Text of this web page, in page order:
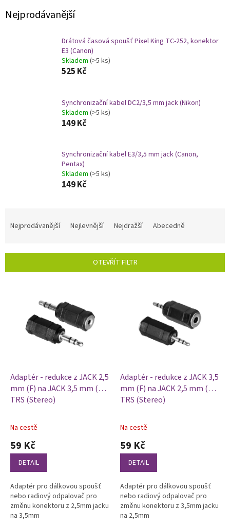
Nejprodávanější
Drátová časová spoušť Pixel King TC-252, konektor
E3 (Canon)
Skladem (>5 ks)
525 Kč
Synchronizační kabel DC2/3,5 mm jack (Nikon)
Skladem (>5 ks)
149 Kč
Synchronizační kabel E3/3,5 mm jack (Canon,
Pentax)
Skladem (>5 ks)
149 Kč
í
Nejprodávanější Nejlevnější Nejdražší Abecedně
OTEVŘÍT FILTR
Adaptér - redukce z JACK 2,5
mm (F) na JACK 3,5 mm (M)
TRS (Stereo)
Průměrné
hodnocení
produktu
5,0
5
hvězdiček.
Na cestě
59 Kč
DETAIL
Adaptér pro dálkovou spoušť
nebo radiový odpalovač pro
změnu konektoru z 2,5mm jacku
na 3,5mm
Adaptér - redukce z JACK 3,5
mm (F) na JACK 2,5 mm (M)
TRS (Stereo)
Průměrné
hodnocení
produktu
5,0
5
hvězdiček.
Na cestě
59 Kč
DETAIL
Adaptér pro dálkovou spoušť
nebo radiový odpalovač pro
změnu konektoru z 3,5mm jacku
na 2,5mm